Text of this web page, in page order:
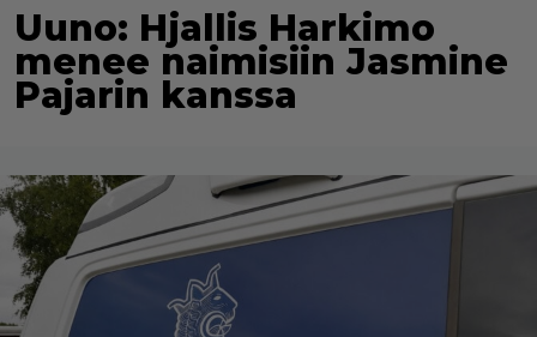
Uuno: Hjallis Harkimo
menee naimisiin Jasmine
Pajarin kanssa